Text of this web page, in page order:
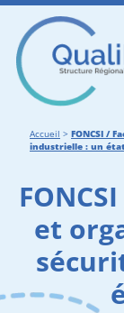
Accueil > FONCSI /
industrielle : un
et